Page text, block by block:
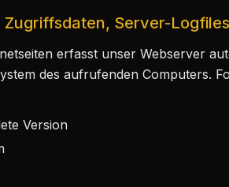
Server-Logfiles
erfasst unser Webserver
des aufrufenden Computers.
Version